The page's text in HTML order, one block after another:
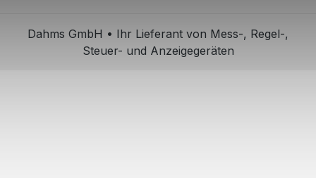
Dahms GmbH • Ihr Lieferant von Mess-, Regel-,
Steuer- und Anzeigegeräten